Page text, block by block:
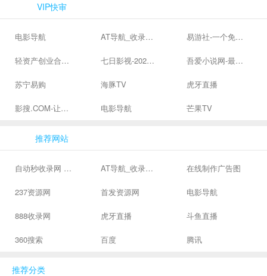
VIP快审
电影导航 AT导航_收录网_免费收录网站_自动收录网_秒收录 易游社-一个免费二次元游戏分享社区
轻资产创业合集、私域引流服务、抖音有效粉丝 七日影视-2024全网高清电影大全-最新最全最好看的电影电视剧网站 - 七日影视 吾爱小说网-最新热门免费小说阅读
苏宁易购 海豚TV 虎牙直播
影搜.COM-让影视搜索变得简单 电影导航 芒果TV
推荐网站
自动秒收录网 - 自动秒收录-网站收录-收录网站-网址收录-秒收录 AT导航_收录网_免费收录网站_自动收录网_秒收录 在线制作广告图
237资源网 首发资源网 电影导航
888收录网 虎牙直播 斗鱼直播
360搜索 百度 腾讯
推荐分类